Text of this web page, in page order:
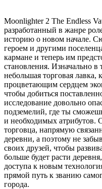
Moonlighter 2 The Endless
разработанный в жанре
историю о новом начале.
героем и другими
кармане и теперь им
становления. Изначально в
небольшая торговая лавка,
процветающим сердцем
чтобы добиться
исследование довольно
подземелий, где ты
и необходимых атрибутов.
торговца, напрямую
деревни, а поэтому не
своих друзей, чтобы
больше будет расти
доступа к новым
прямой путь к званию
города.